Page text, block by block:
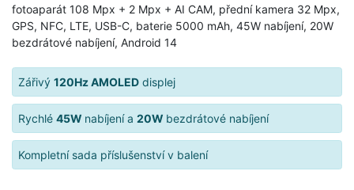
fotoaparát 108 Mpx + 2 Mpx + AI CAM, přední kamera 32 Mpx,
GPS, NFC, LTE, USB-C, baterie 5000 mAh, 45W nabíjení, 20W
bezdrátové nabíjení, Android 14
Zářivý 120Hz AMOLED displej
Rychlé 45W nabíjení a 20W bezdrátové nabíjení
Kompletní sada příslušenství v balení